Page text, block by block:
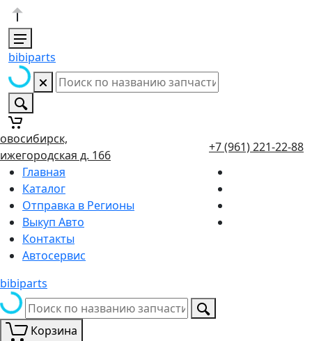
bibiparts
д. 166
+7 (961) 221-22-88
Главная
Каталог
Отправка в Регионы
Выкуп Авто
Контакты
Автосервис
bibiparts
Корзина